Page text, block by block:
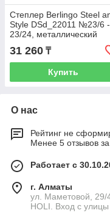
Степлер Berlingo Steel
Style DSd_22011 №23/6 -
23/24, металлический
31 260 ₸
Купить
О нас
Рейтинг не
Менее 5 отзывов
Работает с
г. Алматы
ул. Маметовой, 29/
HOLI. Вход с